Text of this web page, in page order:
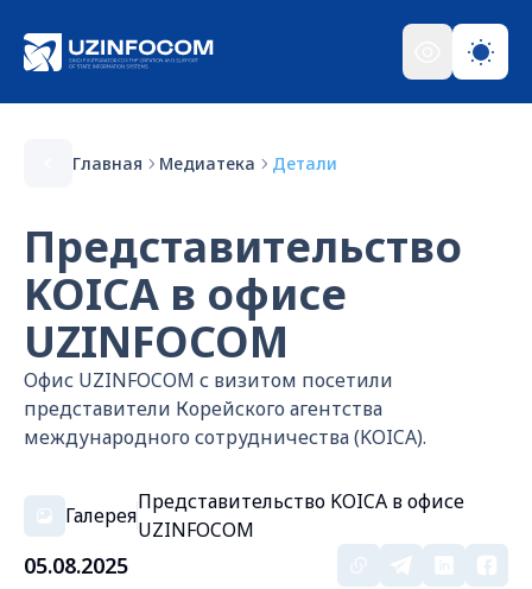
Главная Медиатека Детали
Представительство
KOICA в офисе
UZINFOCOM
Офис UZINFOCOM с визитом посетили
представители Корейского агентства
международного сотрудничества (KOICA).
Галерея
Представительство KOICA в офисе
UZINFOCOM
05.08.2025